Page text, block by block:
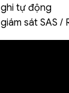
tự động
sát SAS /